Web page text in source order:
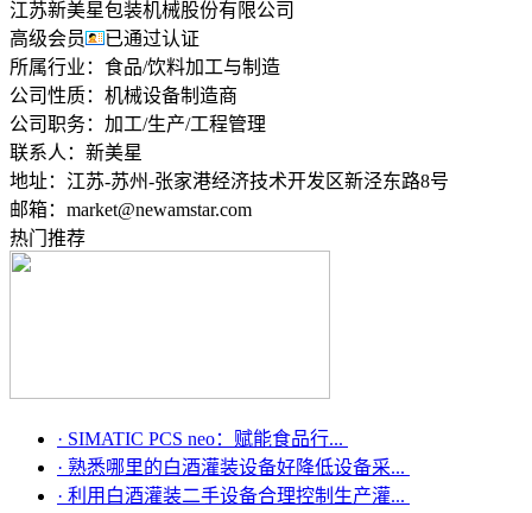
江苏新美星包装机械股份有限公司
高级会员
已通过认证
所属行业： 食品/饮料加工与制造
公司性质： 机械设备制造商
公司职务： 加工/生产/工程管理
联系人： 新美星
地址： 江苏-苏州-张家港经济技术开发区新泾东路8号
邮箱： market@newamstar.com
热门推荐
· SIMATIC PCS neo：赋能食品行...
· 熟悉哪里的白酒灌装设备好降低设备采...
· 利用白酒灌装二手设备合理控制生产灌...